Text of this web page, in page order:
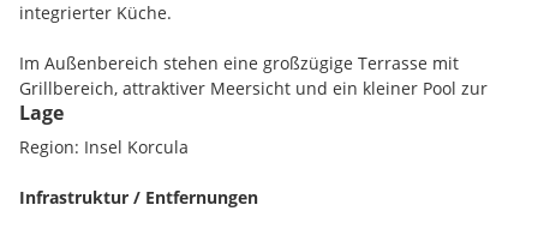
integrierter Küche.
Im Außenbereich stehen eine großzügige Terrasse mit
Grillbereich, attraktiver Meersicht und ein kleiner Pool zur
Verfügung. Der Bungalow ist ausgestattet und klimatisiert.
Die Distanz zum Wasser beträgt ungefähr 40 Meter. Das
Zentrum von Korčula ist in wenigen Fahrminuten erreichbar
Lage
Region: Insel Korcula
Infrastruktur / Entfernungen